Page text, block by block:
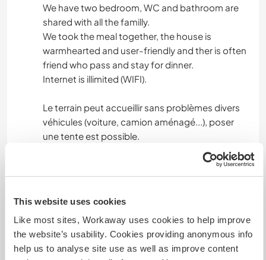
This website uses cookies
Like most sites, Workaway uses cookies to help improve
the website’s usability. Cookies providing anonymous info
help us to analyse site use as well as improve content
We have two bedroom, WC and bathroom are
shared with all the familly.
We took the meal together, the house is
warmhearted and user-friendly and ther is often
friend who pass and stay for dinner.
Internet is illimited (WIFI).
Le terrain peut accueillir sans problèmes divers
véhicules (voiture, camion aménagé...), poser
une tente est possible.
Nous avons deux chambres de disponible, WC
Nous prenons les repas ensemble, la maison est
des amis passent à l'improviste pour le goûter,
l'apéro et restent diner.
Accès Internet via WIFI en illimité.